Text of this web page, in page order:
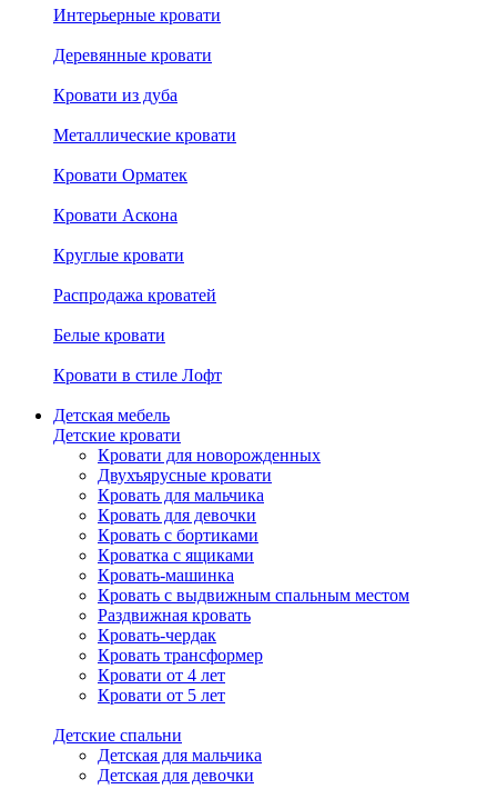
Интерьерные кровати
Деревянные кровати
Кровати из дуба
Металлические кровати
Кровати Орматек
Кровати Аскона
Круглые кровати
Распродажа кроватей
Белые кровати
Кровати в стиле Лофт
Детская мебель
Детские кровати
Кровати для новорожденных
Двухъярусные кровати
Кровать для мальчика
Кровать для девочки
Кровать с бортиками
Кроватка с ящиками
Кровать-машинка
Кровать с выдвижным спальным местом
Раздвижная кровать
Кровать-чердак
Кровать трансформер
Кровати от 4 лет
Кровати от 5 лет
Детские спальни
Детская для мальчика
Детская для девочки